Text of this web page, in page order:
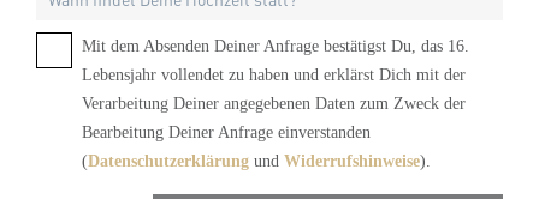
Mit dem Absenden Deiner Anfrage bestätigst Du, das 16.
Lebensjahr vollendet zu haben und erklärst Dich mit der
Verarbeitung Deiner angegebenen Daten zum Zweck der
Bearbeitung Deiner Anfrage einverstanden
(Datenschutzerklärung und Widerrufshinweise).